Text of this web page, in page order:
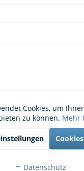
Mehrwertsteuer zzgl.
wenn nicht anders
Einstellungen
Cookies, um
zu können. Mehr
Datenschutz